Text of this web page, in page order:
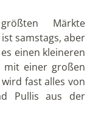
Märkte
samstags, aber
einen kleineren
mit einer großen
fast alles von
Pullis aus der